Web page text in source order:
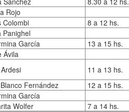
Rojo
Colombi
8 a 12 hs.
Panighel
García
13 a 15 hs.
Ávila
11 a 13 hs.
Fernández
12 a 15 hs.
García
Wolfer 7 a 14 hs.